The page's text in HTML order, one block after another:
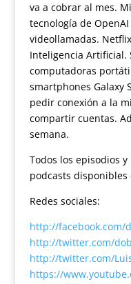
va a cobrar al mes.
tecnología de
videollamadas.
Inteligencia Artificial.
computadoras
smartphones Galaxy
pedir conexión a la
compartir cuentas.
semana.
Todos los episodios
podcasts disponibles
Redes sociales:
http://facebook.com/
http://twitter.com/
http://twitter.com/
https://